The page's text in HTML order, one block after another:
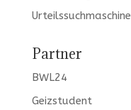
Urteilssuchmaschine
Partner
BWL24
Geizstudent